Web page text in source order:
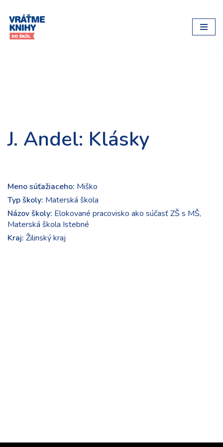
Preskočiť
na
J. Andel: Klásky
Meno súťažiaceho: Miško
Typ školy: Materská škola
Názov školy: Elokované pracovisko ako súčasť ZŠ s MŠ,
Materská škola Istebné
Kraj: Žilinský kraj